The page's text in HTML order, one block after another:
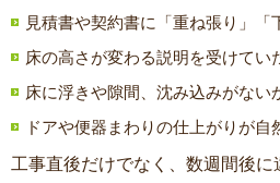
見積書や契約書に「重ね張り」
床の高さが変わる説明を受けてい
床に浮きや隙間、沈み込みがない
ドアや便器まわりの仕上がりが自
工事直後だけでなく、数週間後に